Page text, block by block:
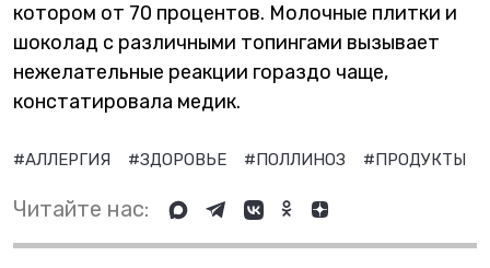
котором от 70 процентов. Молочные плитки и
шоколад с различными топингами вызывает
нежелательные реакции гораздо чаще,
констатировала медик.
#АЛЛЕРГИЯ #ЗДОРОВЬЕ #ПОЛЛИНОЗ #ПРОДУКТЫ
Читайте нас: